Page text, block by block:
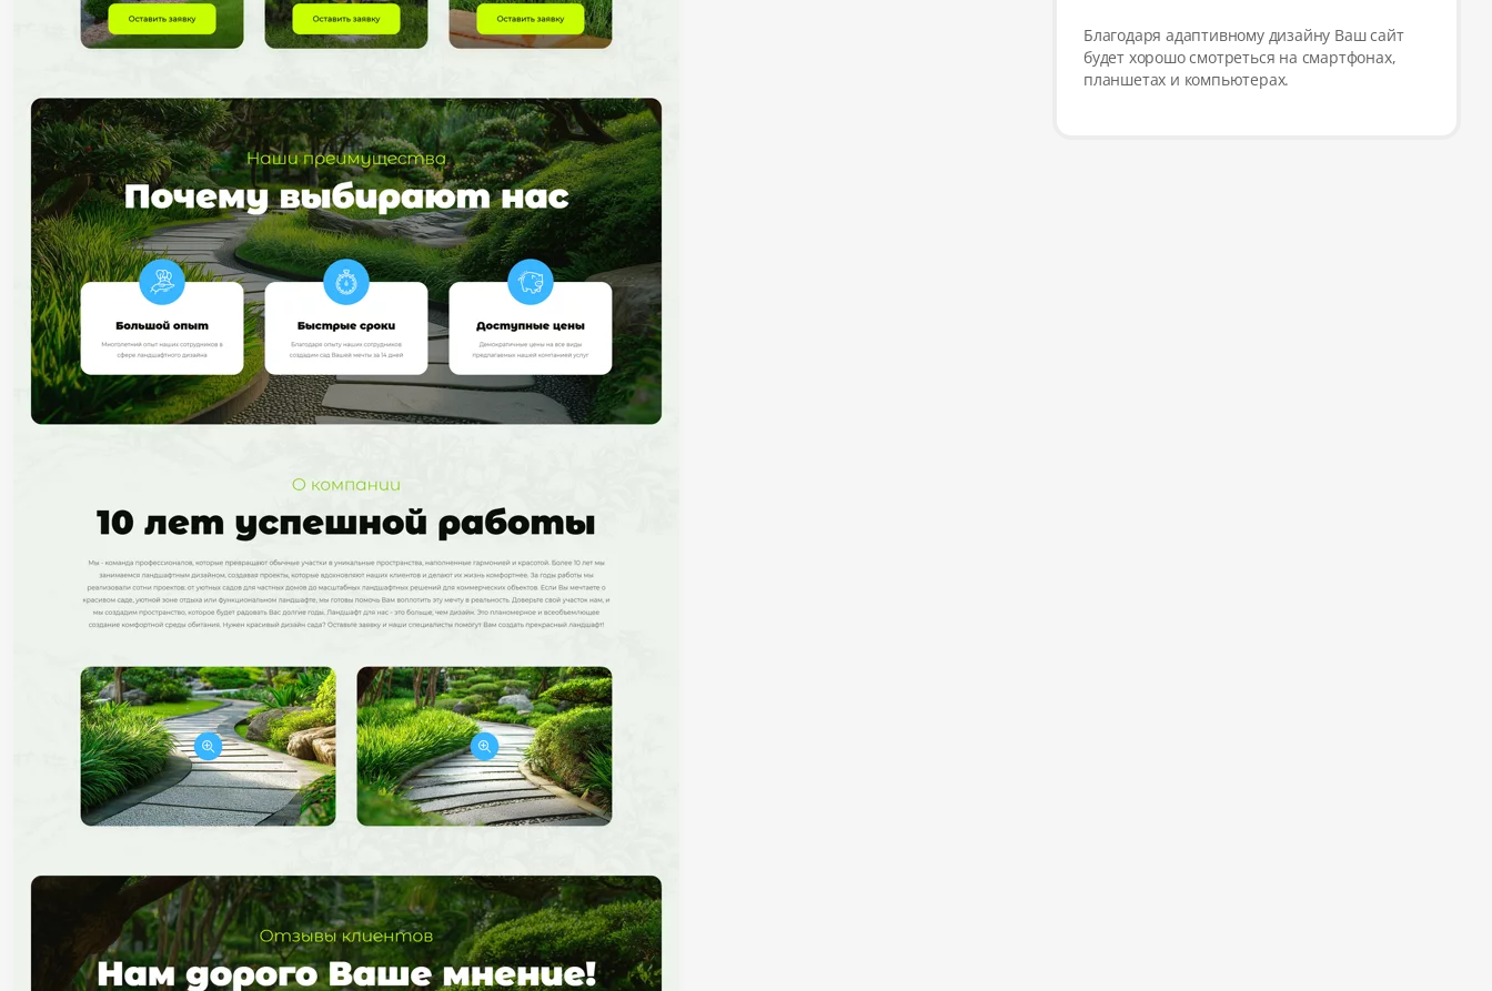
Благодаря адаптивному дизайну Ваш сайт
будет хорошо смотреться на смартфонах,
планшетах и компьютерах.